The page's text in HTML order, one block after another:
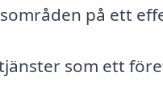
på ett
som ett